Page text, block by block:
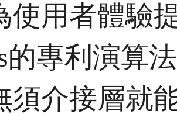
使用者體驗
的專利演算
須介接層就